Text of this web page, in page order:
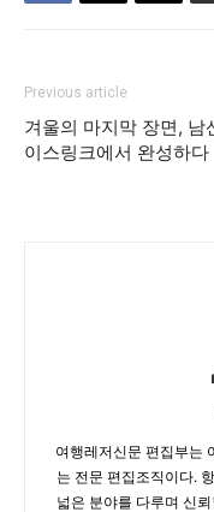
Previous article
겨울의 마지막 장면, 남
이스링크에서 완성하다
여행레저신문 편집부는
는 전문 편집조직이다.
넓은 분야를 다루며 신